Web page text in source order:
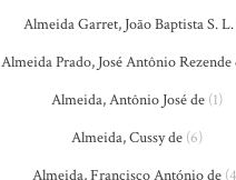
Almeida Garret, João Baptista S. L.
Almeida Prado, José Antônio Rezende
Almeida, Antônio José de (1)
Almeida, Cussy de (6)
Almeida, Francisco António de